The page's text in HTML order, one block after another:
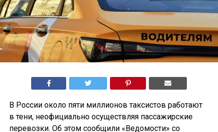
В России около пяти миллионов таксистов работают
в тени, неофициально осуществляя пассажирские
перевозки. Об этом сообщили «Ведомости» со